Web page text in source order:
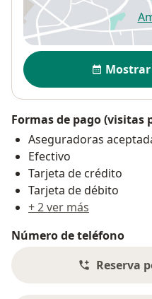
Disponibilidad
Formas de pago (visitas
Aseguradoras
Efectivo
Tarjeta de crédito
Tarjeta de débito
+ 2 ver más
Número de teléfono
Reserva